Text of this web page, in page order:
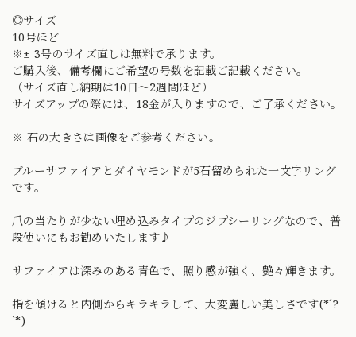
◎サイズ
10号ほど
※± 3号のサイズ直しは無料で承ります。
ご購入後、備考欄にご希望の号数を記載ご記載ください。
（サイズ直し納期は10日〜2週間ほど）
サイズアップの際には、18金が入りますので、ご了承ください。
※ 石の大きさは画像をご参考ください。
ブルーサファイアとダイヤモンドが5石留められた一文字リング
です。
爪の当たりが少ない埋め込みタイプのジプシーリングなので、普
段使いにもお勧めいたします♪
サファイアは深みのある青色で、照り感が強く、艶々輝きます。
指を傾けると内側からキラキラして、大変麗しい美しさです(*´?
`*)